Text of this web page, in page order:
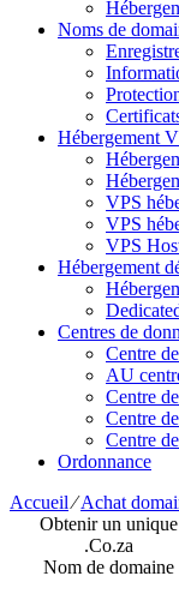
Noms de
Hébergement
VPS
VPS
VPS
Hébergement
Centres de
Centre
AU
Centre
Centre
Centre
Ordonnance
Accueil⁄Achat
Obtenir un unique
.Co.za
Nom de domaine